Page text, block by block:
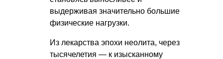
выдерживая значительно большие
физические нагрузки.
Из лекарства эпохи неолита, через
тысячелетия — к изысканному